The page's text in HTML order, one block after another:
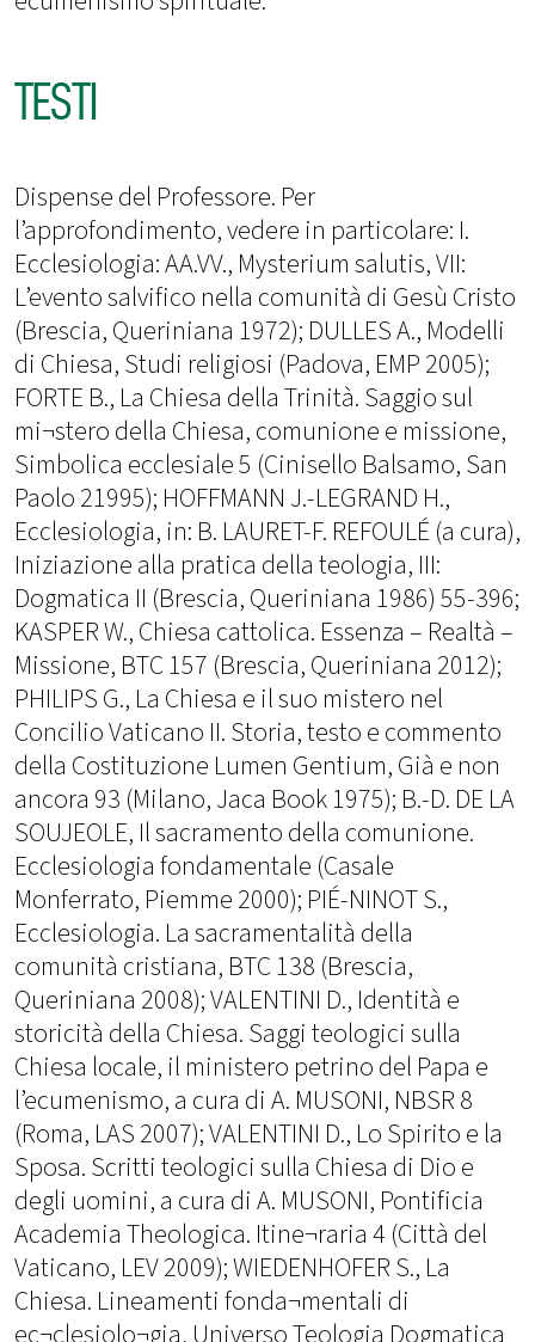
TESTI
Dispense del Professore. Per
l’approfondimento, vedere in particolare: I.
Ecclesiologia: AA.VV., Mysterium salutis, VII:
L’evento salvifico nella comunità di Gesù Cristo
(Brescia, Queriniana 1972); DULLES A., Modelli
di Chiesa, Studi religiosi (Padova, EMP 2005);
FORTE B., La Chiesa della Trinità. Saggio sul
mi¬stero della Chiesa, comunione e missione,
Simbolica ecclesiale 5 (Cinisello Balsamo, San
Paolo 21995); HOFFMANN J.-LEGRAND H.,
Ecclesiologia, in: B. LAURET-F. REFOULÉ (a cura),
Iniziazione alla pratica della teologia, III:
Dogmatica II (Brescia, Queriniana 1986) 55-396;
KASPER W., Chiesa cattolica. Essenza – Realtà –
Missione, BTC 157 (Brescia, Queriniana 2012);
PHILIPS G., La Chiesa e il suo mistero nel
Concilio Vaticano II. Storia, testo e commento
della Costituzione Lumen Gentium, Già e non
ancora 93 (Milano, Jaca Book 1975); B.-D. DE LA
SOUJEOLE, Il sacramento della comunione.
Ecclesiologia fondamentale (Casale
Monferrato, Piemme 2000); PIÉ-NINOT S.,
Ecclesiologia. La sacramentalità della
comunità cristiana, BTC 138 (Brescia,
Queriniana 2008); VALENTINI D., Identità e
storicità della Chiesa. Saggi teologici sulla
Chiesa locale, il ministero petrino del Papa e
l’ecumenismo, a cura di A. MUSONI, NBSR 8
(Roma, LAS 2007); VALENTINI D., Lo Spirito e la
Sposa. Scritti teologici sulla Chiesa di Dio e
degli uomini, a cura di A. MUSONI, Pontificia
Academia Theologica. Itine¬raria 4 (Città del
Vaticano, LEV 2009); WIEDENHOFER S., La
Chiesa. Lineamenti fonda¬mentali di